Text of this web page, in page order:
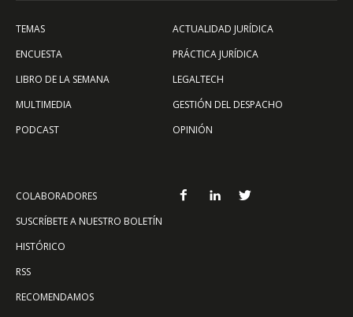
TEMAS
ENCUESTA
LIBRO DE LA SEMANA
MULTIMEDIA
PODCAST
ACTUALIDAD JURÍDICA
PRÁCTICA JURÍDICA
LEGALTECH
GESTIÓN DEL DESPACHO
OPINIÓN
COLABORADORES
SUSCRÍBETE A NUESTRO BOLETÍN
HISTÓRICO
RSS
RECOMENDAMOS